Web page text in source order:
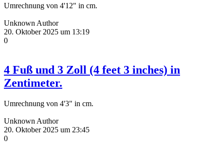
Umrechnung von 4'12" in cm.
Unknown Author
20. Oktober 2025 um 13:19
0
4 Fuß und 3 Zoll (4 feet 3 inches) in
Zentimeter.
Umrechnung von 4'3" in cm.
Unknown Author
20. Oktober 2025 um 23:45
0